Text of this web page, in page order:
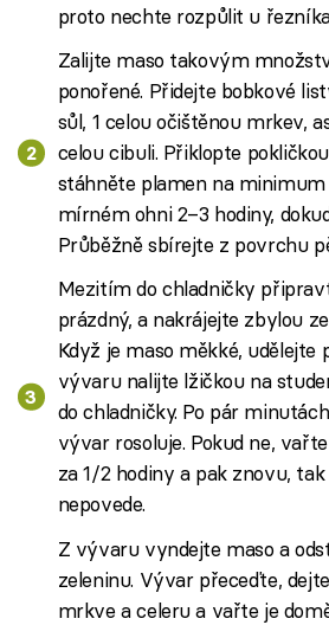
proto nechte rozpůlit u
Zalijte maso takovým
ponořené. Přidejte bobkové
sůl, 1 celou očištěnou mrkev,
celou cibuli. Přiklopte
stáhněte plamen na
mírném ohni 2–3 hodiny,
Průběžně sbírejte z povrchu
Mezitím do chladničky
prázdný, a nakrájejte zbylou
Když je maso měkké, udělejte
vývaru nalijte lžičkou na
do chladničky. Po pár
vývar rosoluje. Pokud ne,
za 1/2 hodiny a pak znovu,
nepovede.
Z vývaru vyndejte maso a
zeleninu. Vývar přeceďte,
mrkve a celeru a vařte je